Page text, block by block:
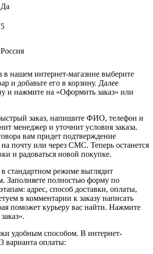
Да
5
Россия
в нашем интернет-магазине выберите
и добавьте его в корзину. Далее
и нажмите на «Оформить заказ» или
заказ, напишите ФИО, телефон и
менеджер и уточнит условия заказа.
вам придет подтверждение
почту или через СМС. Теперь останется
и радоваться новой покупке.
стандартном режиме выглядит
Заполняете полностью форму по
адрес, способ доставки, оплаты,
в комментарии к заказу написать
поможет курьеру вас найти. Нажмите
удобным способом. В интернет-
варианта оплаты: